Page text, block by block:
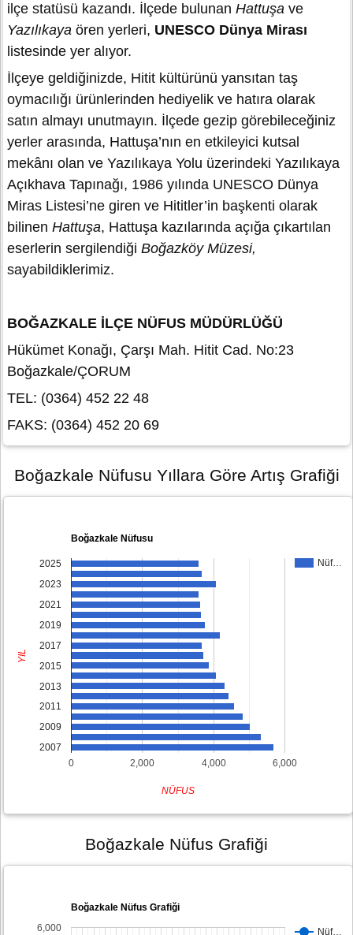
ilçe statüsü kazandı. İlçede bulunan Hattuşa ve
Yazılıkaya ören yerleri, UNESCO Dünya Mirası
listesinde yer alıyor.
İlçeye geldiğinizde, Hitit kültürünü yansıtan taş
oymacılığı ürünlerinden hediyelik ve hatıra olarak
satın almayı unutmayın. İlçede gezip görebileceğiniz
yerler arasında, Hattuşa’nın en etkileyici kutsal
mekânı olan ve Yazılıkaya Yolu üzerindeki Yazılıkaya
Açıkhava Tapınağı, 1986 yılında UNESCO Dünya
Miras Listesi’ne giren ve Hititler’in başkenti olarak
bilinen Hattuşa, Hattuşa kazılarında açığa çıkartılan
eserlerin sergilendiği Boğazköy Müzesi,
sayabildiklerimiz.
BOĞAZKALE İLÇE NÜFUS MÜDÜRLÜĞÜ
Hükümet Konağı, Çarşı Mah. Hitit Cad. No:23
Boğazkale/ÇORUM
TEL: (0364) 452 22 48
FAKS: (0364) 452 20 69
Boğazkale Nüfusu Yıllara Göre Artış Grafiği
Boğazkale Nüfusu
Nüf…
0 2,000 4,000 6,000
2025
2023
2021
2019
2017
2015
2013
2011
2009
2007
NÜFUS
YIL
Boğazkale Nüfus Grafiği
Boğazkale Nüfus Grafiği
Nüf…
6,000